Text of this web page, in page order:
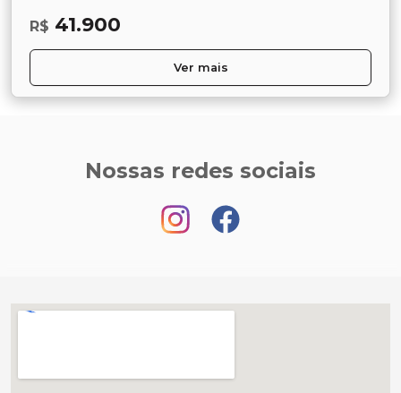
R$ 41.900
Ver mais
Nossas redes sociais